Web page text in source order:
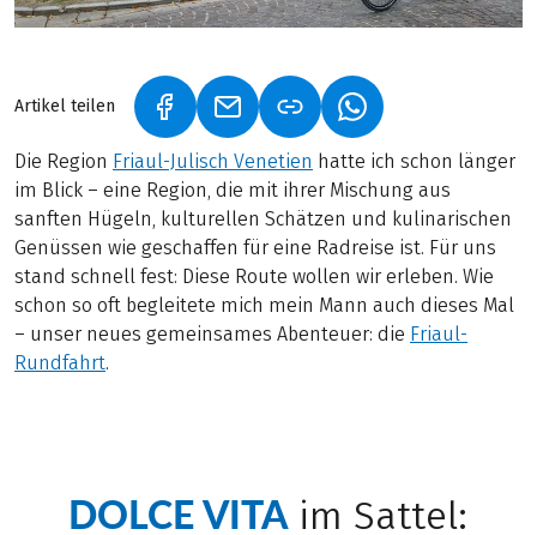
Artikel teilen (LINK ÖFFNET IN NEUEM TAB)
(LINK ÖFFNET IN NEUEM TAB)
(LINK ÖFFNET IN
Die Region Friaul-Julisch Venetien hatte ich schon länger
im Blick – eine Region, die mit ihrer Mischung aus
sanften Hügeln, kulturellen Schätzen und kulinarischen
Genüssen wie geschaffen für eine Radreise ist. Für uns
stand schnell fest: Diese Route wollen wir erleben. Wie
schon so oft begleitete mich mein Mann auch dieses Mal
– unser neues gemeinsames Abenteuer: die Friaul-
Rundfahrt.
DOLCE VITAim Sattel: